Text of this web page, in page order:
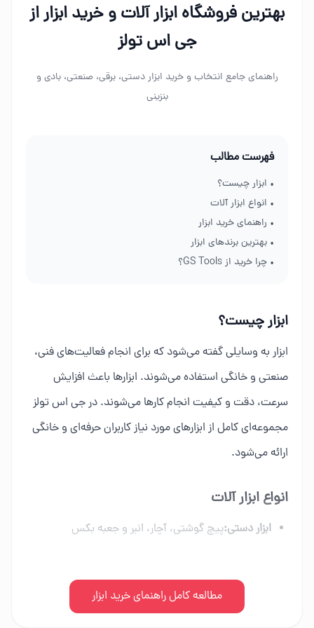
بهترین فروشگاه ابزار آلات و خرید ابزار از
جی اس تولز
راهنمای جامع انتخاب و خرید ابزار دستی، برقی، صنعتی، بادی و
بنزینی
فهرست مطالب
• ابزار چیست؟
• انواع ابزار آلات
• راهنمای خرید ابزار
• بهترین برندهای ابزار
• چرا خرید از GS Tools؟
ابزار چیست؟
ابزار به وسایلی گفته می‌شود که برای انجام فعالیت‌های فنی،
صنعتی و خانگی استفاده می‌شوند. ابزارها باعث افزایش
سرعت، دقت و کیفیت انجام کارها می‌شوند. در جی اس تولز
مجموعه‌ای کامل از ابزارهای مورد نیاز کاربران حرفه‌ای و خانگی
ارائه می‌شود.
انواع ابزار آلات
ابزار دستی:پیچ گوشتی، آچار، انبر و جعبه بکس
کمپرسور، میخکوب و تجهیزات پنوماتیک
مطالعه کامل راهنمای خرید ابزار